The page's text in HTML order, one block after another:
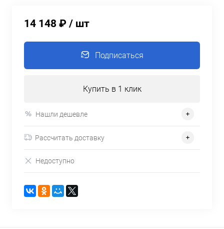
14 148 ₽ / шт
Подписаться
Купить в 1 клик
Нашли дешевле
Рассчитать доставку
Недоступно